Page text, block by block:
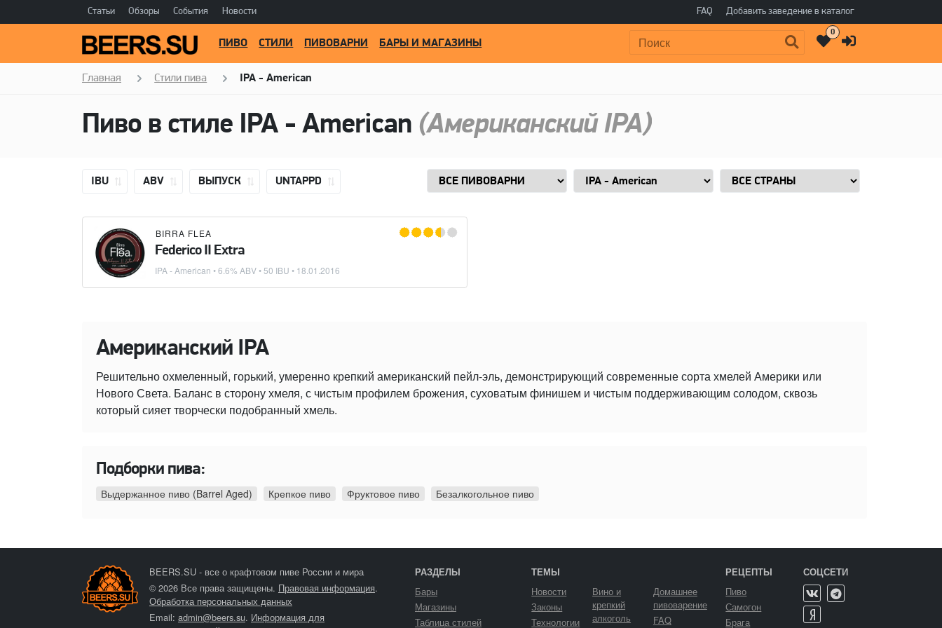
Статьи Обзоры События Новости FAQ Добавить заведение в каталог
Поиск:
ПИВО СТИЛИ ПИВОВАРНИ БАРЫ И МАГАЗИНЫ
0
Главная Стили пива IPA - American
Пиво в стиле IPA - American (Американский IPA)
IBU ABV ВЫПУСК UNTAPPD
BIRRA FLEA
Federico II Extra
IPA - American • 6.6% ABV • 50 IBU • 18.01.2016
Американский IPA
Решительно охмеленный, горький, умеренно крепкий американский пейл-эль, демонстрирующий современные сорта хмелей Америки или
Нового Света. Баланс в сторону хмеля, с чистым профилем брожения, суховатым финишем и чистым поддерживающим солодом, сквозь
который сияет творчески подобранный хмель.
Подборки пива:
Выдержанное пиво (Barrel Aged) Крепкое пиво Фруктовое пиво Безалкогольное пиво
BEERS.SU - все о крафтовом пиве России и мира
© 2026 Все права защищены. Правовая информация.
Обработка персональных данных
Email: admin@beers.su. Информация для
РАЗДЕЛЫ
Бары
Магазины
Таблица стилей
ТЕМЫ
Новости
Законы
Технологии
Вино и
крепкий
алкоголь
Домашнее
пивоварение
FAQ
РЕЦЕПТЫ
Пиво
Самогон
Брага
СОЦСЕТИ